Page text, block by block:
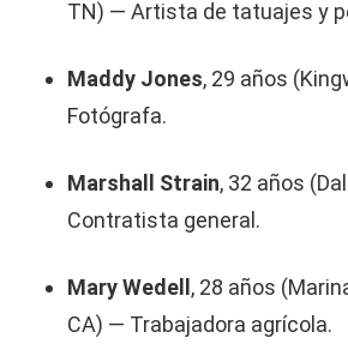
TN) — Artista de tatuajes y
Maddy Jones, 29 años
Fotógrafa.
Marshall Strain, 32 años
Contratista general.
Mary Wedell, 28 años
CA) — Trabajadora agrícola.